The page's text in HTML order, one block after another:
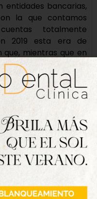
entidades bancarias,
la que contamos
totalmente
2019 esta era de
que, mientras que en
360.000 euros
e intereses de
ejercicio de 2025 no
y, además, el
106.000 euros
de sus cuentas
pagar intereses a los
intereses al
que actualmente
–un 8,98%- en el